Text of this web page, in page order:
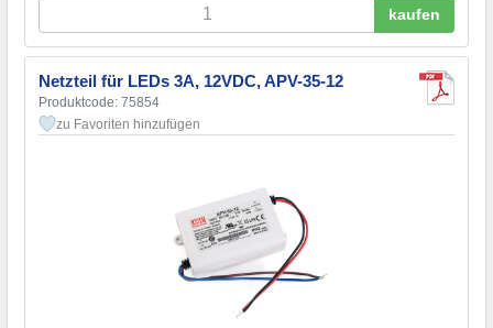
kaufen
Netzteil für LEDs 3A, 12VDC, APV-35-12
Produktcode: 75854
zu Favoriten hinzufügen